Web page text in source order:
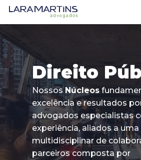
Skip
main
Direito
NossosNúcleos
excelência e resultados
advogados especialistas
experiência, aliados a
multidisciplinar de
parceiros composta por